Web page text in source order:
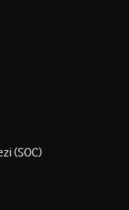
(SOC)